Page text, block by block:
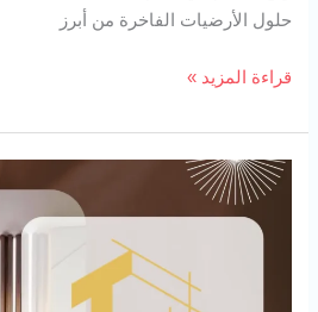
حلول الأرضيات الفاخرة من أبرز
قراءة المزيد »
بديل
الخشب
94727923